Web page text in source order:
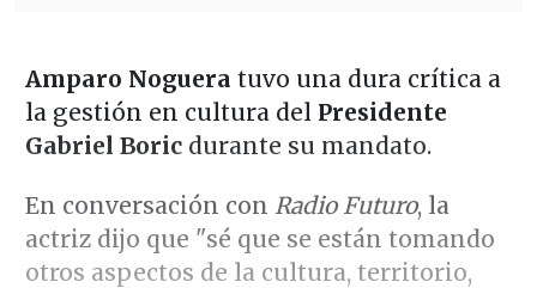
Amparo Noguera tuvo una dura crítica a
la gestión en cultura del Presidente
Gabriel Boricdurante su mandato.
En conversación con Radio Futuro, la
actriz dijo que "sé que se están tomando
otros aspectos de la cultura, territorio,